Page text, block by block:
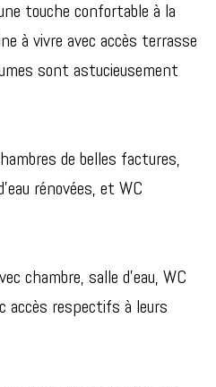
touche confortable à la
à vivre avec accès terrasse
sont astucieusement
de belles factures,
rénovées, et WC
chambre, salle d'eau, WC
accès respectifs à leurs